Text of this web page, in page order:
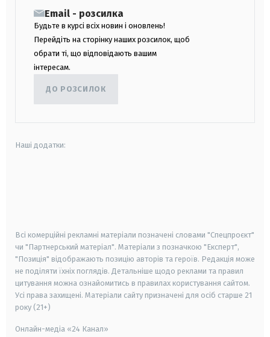
Email - розсилка
Будьте в курсі всіх новин і оновлень!
Перейдіть на сторінку наших розсилок, щоб
обрати ті, що відповідають вашим
інтересам.
ДО РОЗСИЛОК
Наші додатки:
Всі комерційні рекламні матеріали позначені словами "Спецпроєкт"
чи "Партнерський матеріал". Матеріали з позначкою "Експерт",
"Позиція" відображають позицію авторів та героїв. Редакція може
не поділяти їхніх поглядів. Детальніше щодо реклами та правил
цитування можна ознайомитись в правилах користування сайтом.
Усі права захищені. Матеріали сайту призначені для осіб старше 21
року (21+)
Онлайн-медіа «24 Канал»